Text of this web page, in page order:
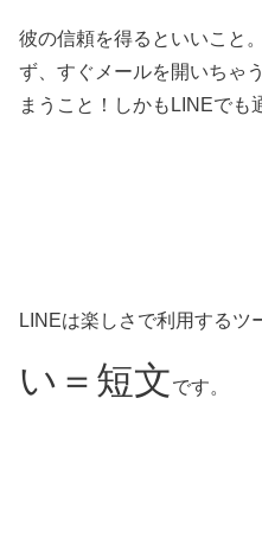
彼の信頼を得るといいこと
ず、すぐメールを開いちゃ
まうこと！しかもLINEでも
LINEは楽しさで利用するツ
い＝短文です。